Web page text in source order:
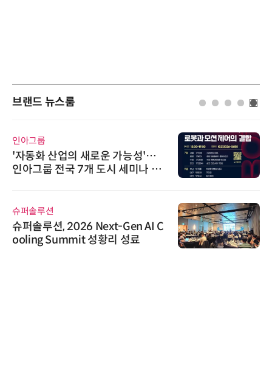
브랜드 뉴스룸
인아그룹
'자동화 산업의 새로운 가능성'…
인아그룹 전국 7개 도시 세미나 페
슈퍼솔루션
슈퍼솔루션, 2026 Next-Gen AI C
ooling Summit 성황리 성료